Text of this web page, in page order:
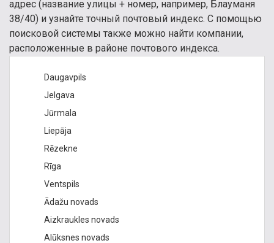
адрес (название улицы + номер, например, Блауманя
38/40) и узнайте точный почтовый индекс. С помощью
поисковой системы также можно найти компании,
расположенные в районе почтового индекса.
Daugavpils
Jelgava
Jūrmala
Liepāja
Rēzekne
Rīga
Ventspils
Ādažu novads
Aizkraukles novads
Alūksnes novads